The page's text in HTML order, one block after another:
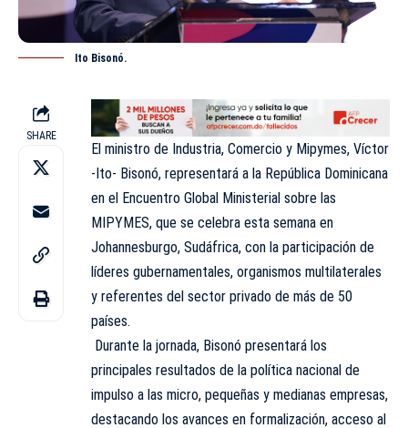
Ito Bisonó.
SHARE
El ministro de Industria, Comercio y Mipymes, Víctor
-Ito- Bisonó, representará a la República Dominicana
en el Encuentro Global Ministerial sobre las
MIPYMES, que se celebra esta semana en
Johannesburgo, Sudáfrica, con la participación de
líderes gubernamentales, organismos multilaterales
y referentes del sector privado de más de 50
países.
Durante la jornada, Bisonó presentará los
principales resultados de la política nacional de
impulso a las micro, pequeñas y medianas empresas,
destacando los avances en formalización, acceso al